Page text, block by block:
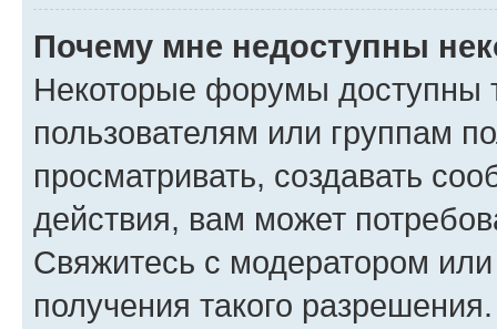
Почему мне недоступны
Некоторые форумы доступны
пользователям или группам
просматривать, создавать
действия, вам может
Свяжитесь с модератором
получения такого разрешения.